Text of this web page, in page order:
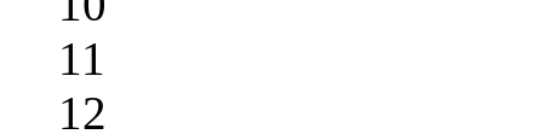
11
12